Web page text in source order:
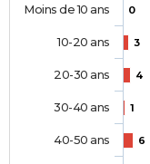
0
3
4
1
6
Moins de 10 ans
10-20 ans
20-30 ans
30-40 ans
40-50 ans